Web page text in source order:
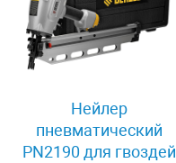
Нейлер
пневматический
PN2190 для гвоздей